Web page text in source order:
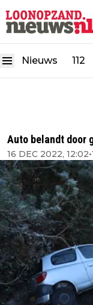
Nieuws 112
Auto belandt door
16 DEC 2022, 12:02•